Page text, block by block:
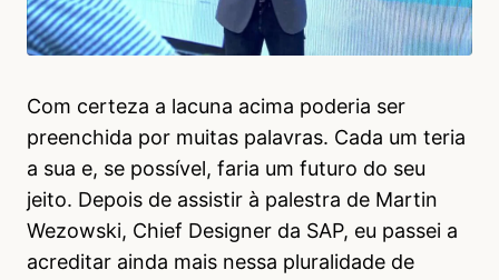
Com certeza a lacuna acima poderia ser
preenchida por muitas palavras. Cada um teria
a sua e, se possível, faria um futuro do seu
jeito. Depois de assistir à palestra de Martin
Wezowski, Chief Designer da SAP, eu passei a
acreditar ainda mais nessa pluralidade de